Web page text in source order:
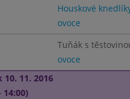
Houskové
ovoce
Tuňák s
ovoce
10. 11. 2016
14:00)